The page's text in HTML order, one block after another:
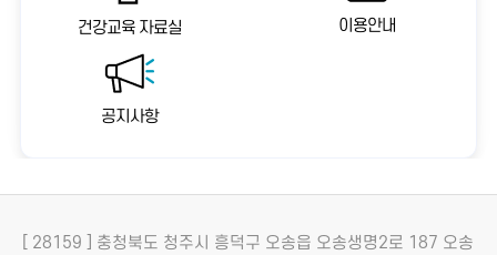
건강교육 자료실 이용안내
공지사항
[ 28159 ] 충청북도 청주시 흥덕구 오송읍 오송생명2로 187 오송